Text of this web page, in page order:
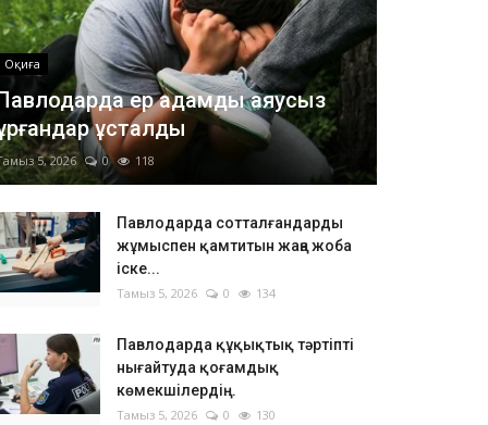
Оқиға
ер адамды аяусыз
ұсталды
5, 2026 0 118
Павлодарда сотталғандарды
жұмыспен қамтитын жаңа жоба
іске...
Тамыз 5, 2026 0 134
Павлодарда құқықтық тәртіпті
нығайтуда қоғамдық
көмекшілердің...
Тамыз 5, 2026 0 130